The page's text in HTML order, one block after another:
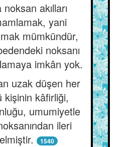
akılları
yani
mümkündür,
noksanı
imkân yok.
uzak düşen her
kişinin kâfirliği,
umumiyetle
ileri
1540